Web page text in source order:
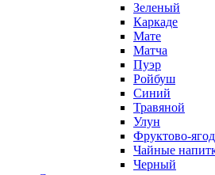
Зеленый
Каркаде
Мате
Матча
Пуэр
Ройбуш
Синий
Травяной
Улун
Фруктово-
Чайные
Черный